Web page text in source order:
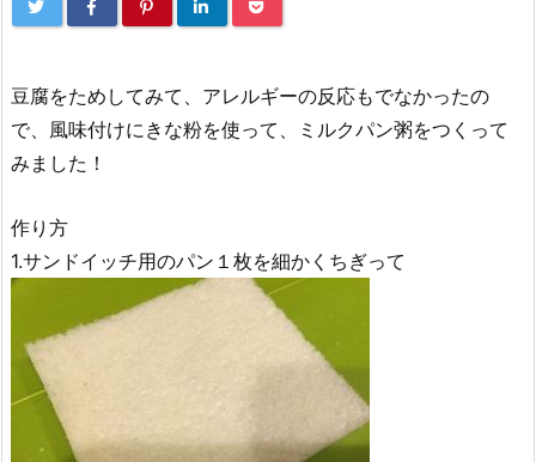
豆腐をためしてみて、アレルギーの反応もでなかったの
で、風味付けにきな粉を使って、ミルクパン粥をつくって
みました！
作り方
1.サンドイッチ用のパン１枚を細かくちぎって